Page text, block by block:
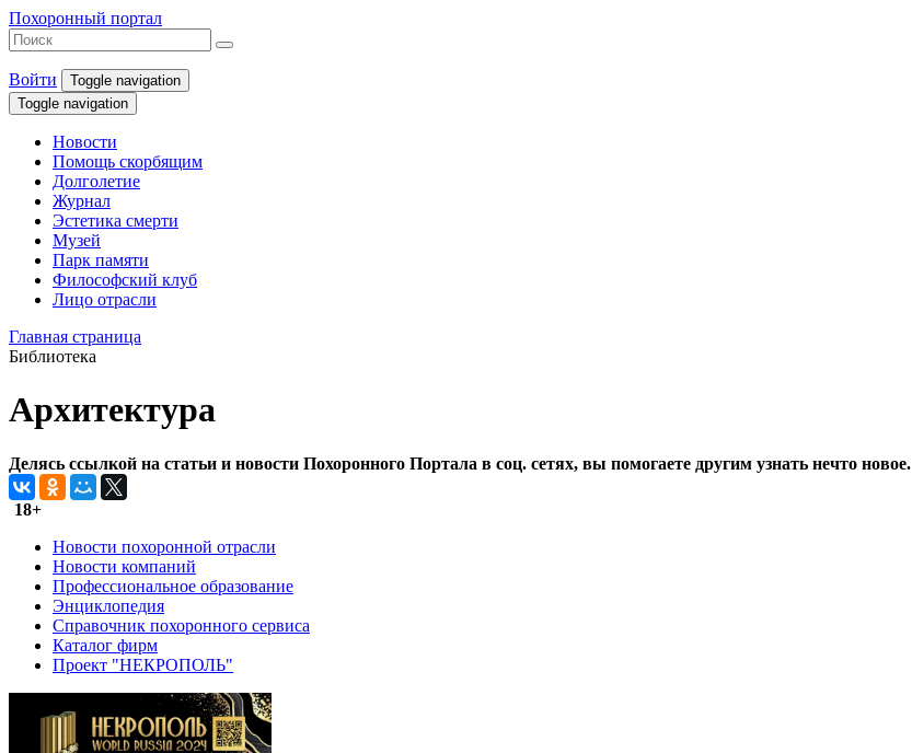
Похоронный портал
Войти
Toggle navigation
Toggle navigation
Новости
Помощь скорбящим
Долголетие
Журнал
Эстетика смерти
Музей
Парк памяти
Философский клуб
Лицо отрасли
Главная страница
Библиотека
Архитектура
Делясь ссылкой на статьи и новости Похоронного Портала в соц. сетях, вы помогаете другим узнать нечто новое.
18+
Новости похоронной отрасли
Новости компаний
Профессиональное образование
Энциклопедия
Справочник похоронного сервиса
Каталог фирм
Проект "НЕКРОПОЛЬ"